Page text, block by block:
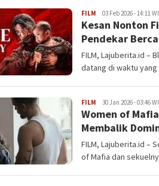
FILM Lajuberita.id
03 Feb 2026 - 14:11
Kesan Nonton
Pendekar
FILM, Lajuberita.id –
datang di waktu
FILM Lajuberita.id
30 Jan 2026 - 03:46
Women of
Membalik
FILM, Lajuberita.id –
of Mafia dan